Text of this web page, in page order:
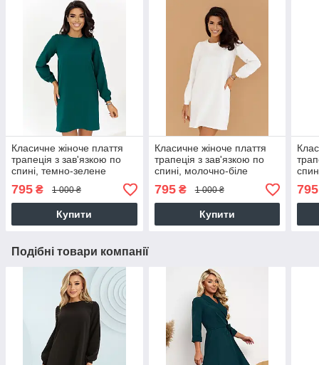
Класичне жіноче плаття
трапеція з зав'язкою по
спині, темно-зелене
795 ₴ 1 000 ₴
Купити
Класичне жіноче плаття
трапеція з зав'язкою по
спині, молочно-біле
795₴ 1 000 ₴
Купити
795
Подібні товари компанії